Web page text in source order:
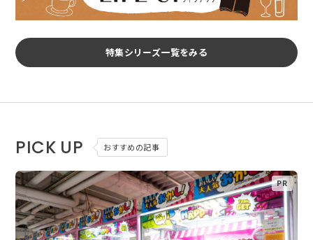
特集シリーズ一覧をみる
PICK UP おすすめの記事